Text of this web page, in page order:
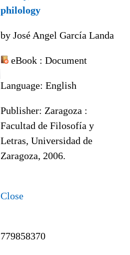
philology
by José Angel García Landa
eBook : Document
Language: English
Publisher: Zaragoza :
Facultad de Filosofía y
Letras, Universidad de
Zaragoza, 2006.
Close
779858370